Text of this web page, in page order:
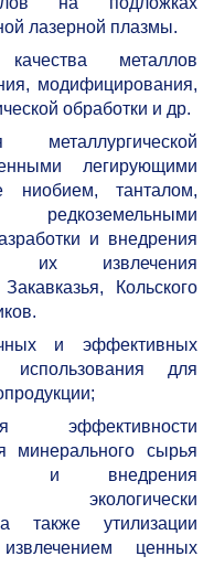
лазерной плазмы.
металлов
модифицирования,
обработки и др.
металлургической
легирующими
танталом,
и внедрения
их извлечения
Кольского
и эффективных
для
эффективности
минерального сырья
и внедрения
экологически
также утилизации
ценных